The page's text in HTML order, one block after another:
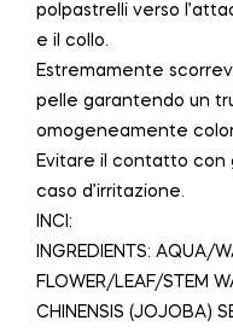
polpastrelli verso
e il collo.
Estremamente
pelle garantendo un
omogeneamente
Evitare il contatto con
caso d’irritazione.
INCI:
INGREDIENTS: AQUA/
FLOWER/LEAF/STEM
CHINENSIS (JOJOBA)